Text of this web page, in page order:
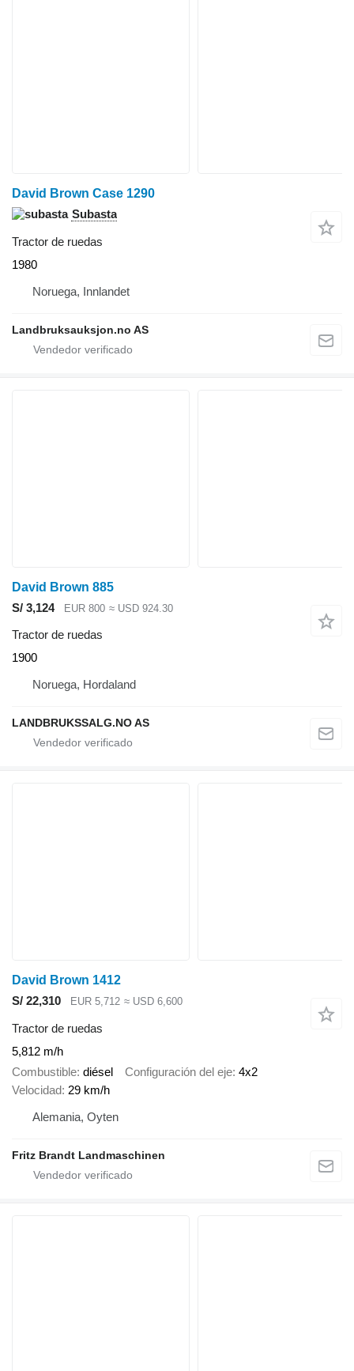
David Brown Case 1290
Subasta
Tractor de ruedas
1980
Noruega, Innlandet
Landbruksauksjon.no AS
David Brown 885
S/ 3,124
EUR 800 ≈ USD 924.30
Tractor de ruedas
1900
Noruega, Hordaland
LANDBRUKSSALG.NO AS
David Brown 1412
S/ 22,310
EUR 5,712 ≈ USD 6,600
Tractor de ruedas
5,812 m/h
Combustible diésel Configuración del eje 4x2
Velocidad 29 km/h
Alemania, Oyten
Fritz Brandt Landmaschinen